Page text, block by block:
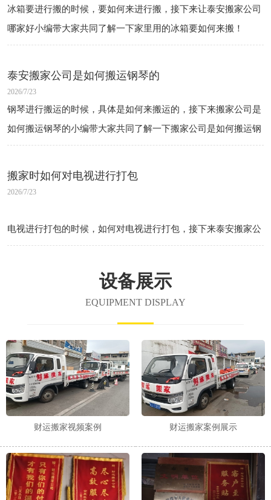
冰箱要进行搬的时候，要如何来进行搬，接下来让泰安搬家公司
哪家好小编带大家共同了解一下家里用的冰箱要如何来搬！
泰安搬家公司是如何搬运钢琴的
2026/7/23
钢琴进行搬运的时候，具体是如何来搬运的，接下来搬家公司是
如何搬运钢琴的小编带大家共同了解一下搬家公司是如何搬运钢
琴的！
搬家时如何对电视进行打包
2026/7/23
电视进行打包的时候，如何对电视进行打包，接下来泰安搬家公
司哪家好小编带大家共同了解一下打包时要注意哪些事项！
设备展示
EQUIPMENT DISPLAY
财运搬家视频案例 财运搬家案例展示